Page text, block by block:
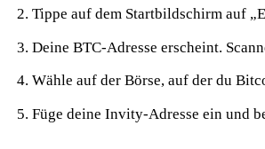
Tippe auf dem Startbildschirm auf
Deine BTC-Adresse erscheint.
Wähle auf der Börse, auf der du
Füge deine Invity-Adresse ein und